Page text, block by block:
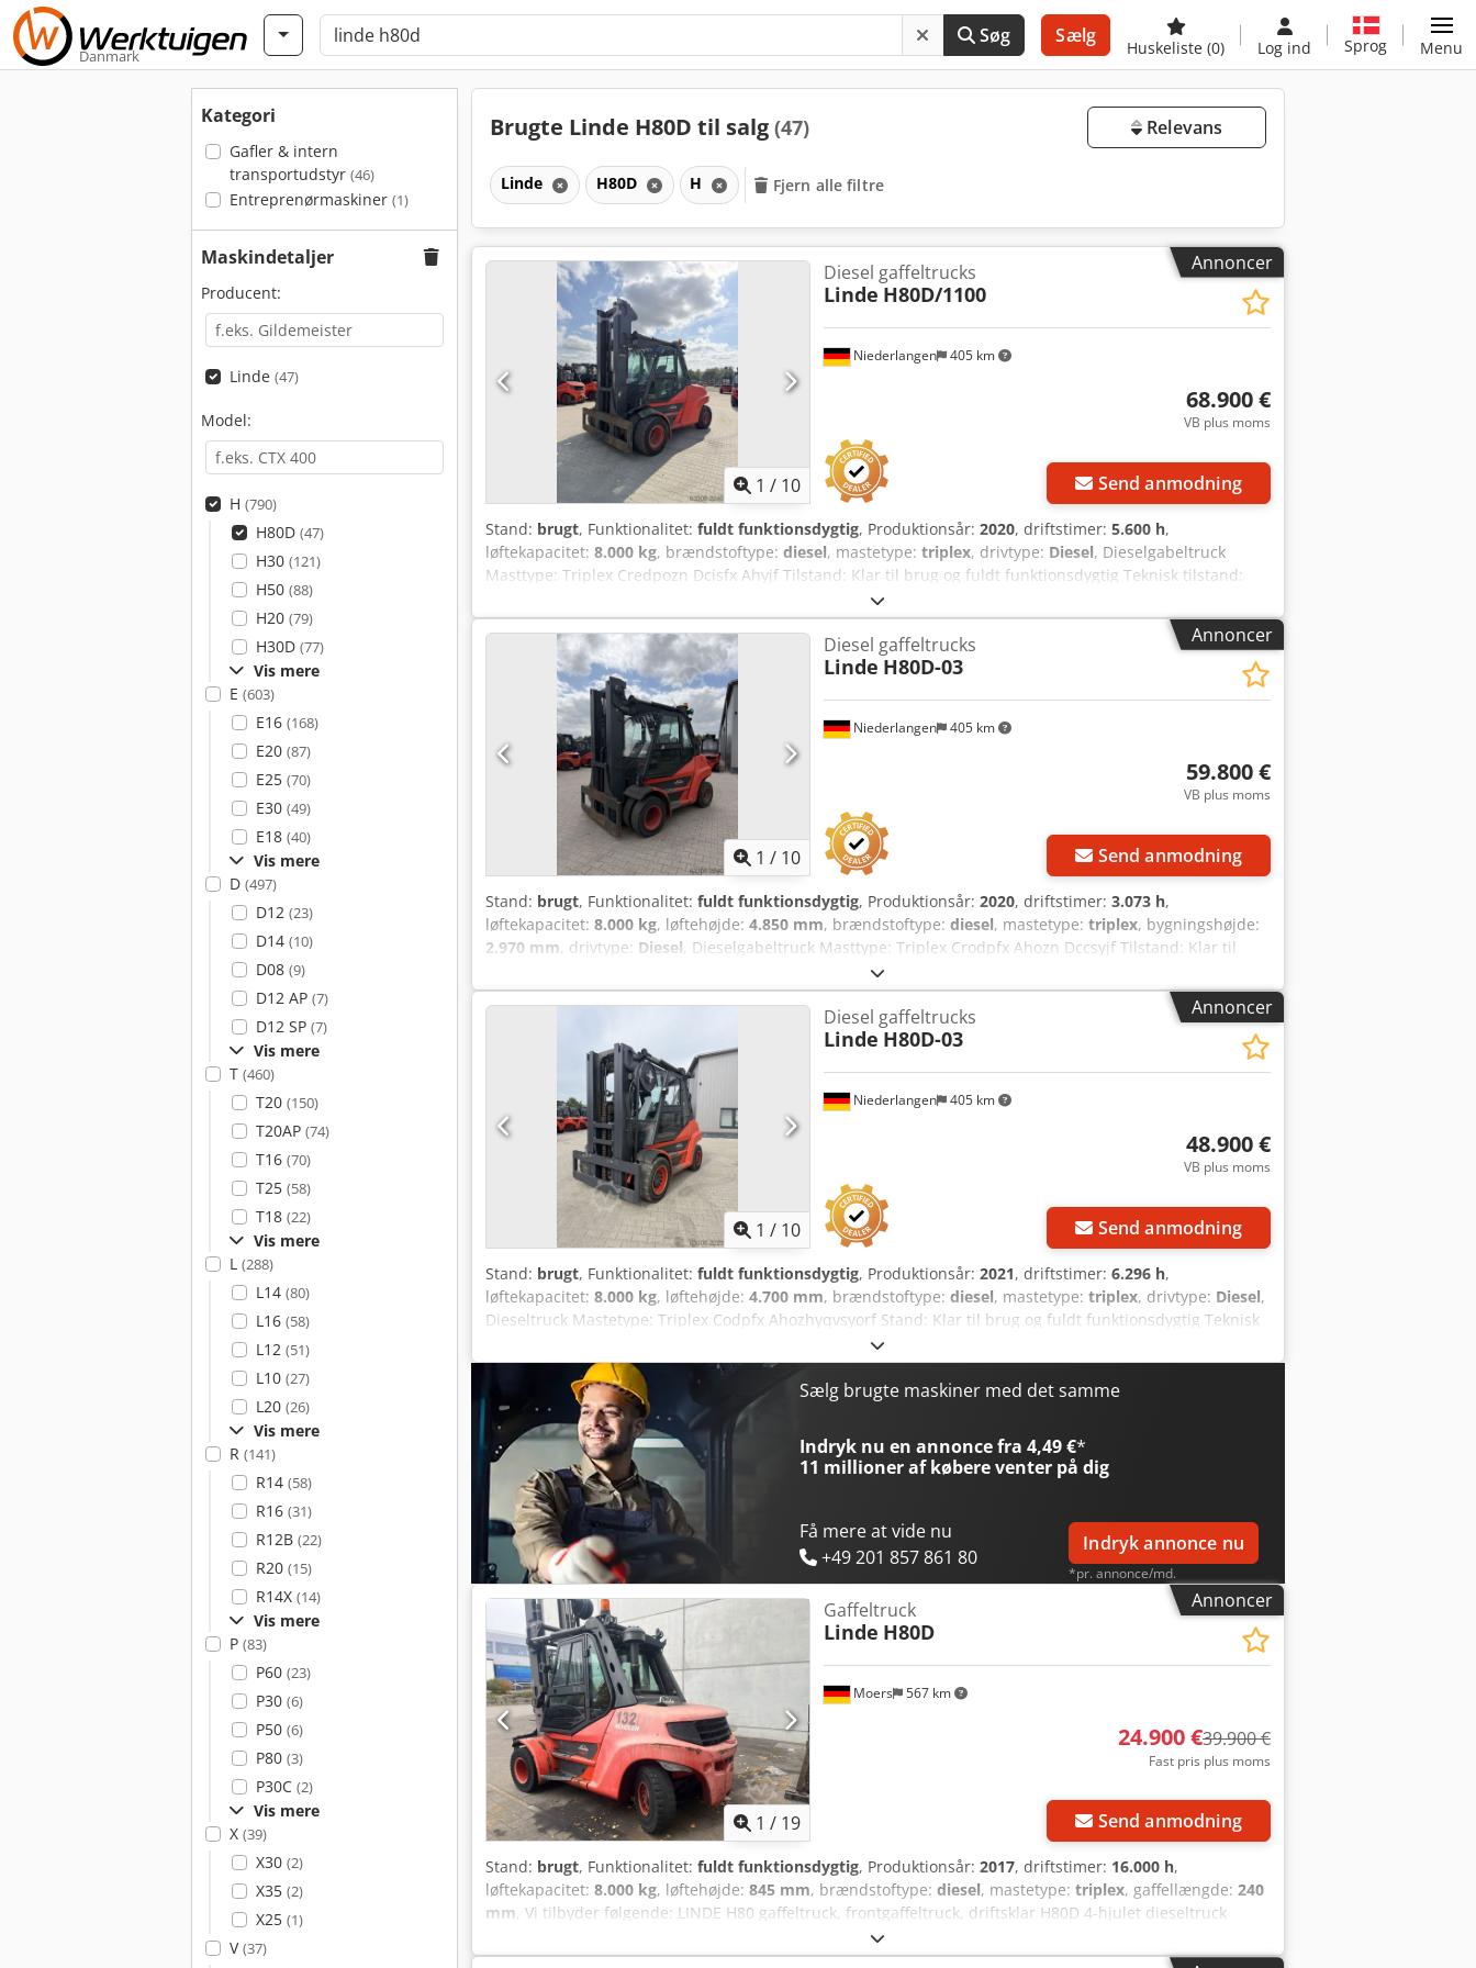
Danmark
Søg Sælg
Huskeliste (0) Log ind Sprog Menu
Kategori
Gafler & intern
transportudstyr (46)
Entreprenørmaskiner (1)
Maskindetaljer
Producent:
Linde (47)
Model:
H (790)
H80D (47)
H30 (121)
H50 (88)
H20 (79)
H30D (77)
Vis mere
E (603)
E16 (168)
E20 (87)
E25 (70)
E30 (49)
E18 (40)
Vis mere
D (497)
D12 (23)
D14 (10)
D08 (9)
D12 AP (7)
D12 SP (7)
Vis mere
T (460)
T20 (150)
T20AP (74)
T16 (70)
T25 (58)
T18 (22)
Vis mere
L (288)
L14 (80)
L16 (58)
L12 (51)
L10 (27)
L20 (26)
Vis mere
R (141)
R14 (58)
R16 (31)
R12B (22)
R20 (15)
R14X (14)
Vis mere
P (83)
P60 (23)
P30 (6)
P50 (6)
P80 (3)
P30C (2)
Vis mere
X (39)
X30 (2)
X35 (2)
X25 (1)
V(37)
Brugte Linde H80D til salg (47) Relevans
Linde H80D H Fjern alle filtre
Annoncer
1 / 10
Niederlangen 405 km
Diesel gaffeltrucks
Linde H80D/1100
68.900 €
VB plus moms
Send anmodning
Stand: brugt, Funktionalitet: fuldt funktionsdygtig, Produktionsår: 2020, driftstimer: 5.600 h,
løftekapacitet: 8.000 kg, brændstoftype: diesel, mastetype: triplex, drivtype: Diesel, Dieselgabeltruck
Masttype: Triplex Credpozn Dcisfx Ahyjf Tilstand: Klar til brug og fuldt funktionsdygtig Teknisk tilstand:
god 3. ventil, arbejdslygte bagpå, arbejdslygte foran, varme, godkendt iht. STVZO (tysk trafiklov), fuld
kabine.
Annoncer
1 / 10
Niederlangen 405 km
Diesel gaffeltrucks
Linde H80D-03
59.800 €
VB plus moms
Send anmodning
Stand: brugt, Funktionalitet: fuldt funktionsdygtig, Produktionsår: 2020, driftstimer: 3.073 h,
løftekapacitet: 8.000 kg, løftehøjde: 4.850 mm, brændstoftype: diesel, mastetype: triplex, bygningshøjde:
2.970 mm, drivtype: Diesel, Dieselgabeltruck Masttype: Triplex Crodpfx Ahozn Dccsyjf Tilstand: Klar til
brug og fuldt funktionsdygtig Teknisk tilstand: god 3. ventil, fuld kabine
Annoncer
1 / 10
Niederlangen 405 km
Diesel gaffeltrucks
Linde H80D-03
48.900 €
VB plus moms
Send anmodning
Stand: brugt, Funktionalitet: fuldt funktionsdygtig, Produktionsår: 2021, driftstimer: 6.296 h,
løftekapacitet: 8.000 kg, løftehøjde: 4.700 mm, brændstoftype: diesel, mastetype: triplex, drivtype: Diesel,
Dieseltruck Mastetype: Triplex Codpfx Ahozhyqvsyorf Stand: Klar til brug og fuldt funktionsdygtig Teknisk
Sælg brugte maskiner med det samme
Indryk nu en annonce fra 4,49 €*
11 millioner af købereventer på dig
Få mere at vide nu
+49 201 857 861 80
Indryk annonce nu
*pr. annonce/md.
Annoncer
1 / 19
Moers 567 km
Gaffeltruck
Linde H80D
24.900 €39.900 €
Fast pris plus moms
Send anmodning
Stand: brugt, Funktionalitet: fuldt funktionsdygtig, Produktionsår: 2017, driftstimer: 16.000 h,
løftekapacitet: 8.000 kg, løftehøjde: 845 mm, brændstoftype: diesel, mastetype: triplex, gaffellængde: 240
mm, Vi tilbyder følgende: LINDE H80 gaffeltruck, frontgaffeltruck, driftsklar H80D 4-hjulet dieseltruck
brugt Årgang 2017 Tilbuddet henvender sig til erhvervsdrivende, forhandlere, offentlige og kirkelige
institutioner! Vi sælger her varer fra forskellige overtagelser, som vi beskriver så præcist som muligt, og